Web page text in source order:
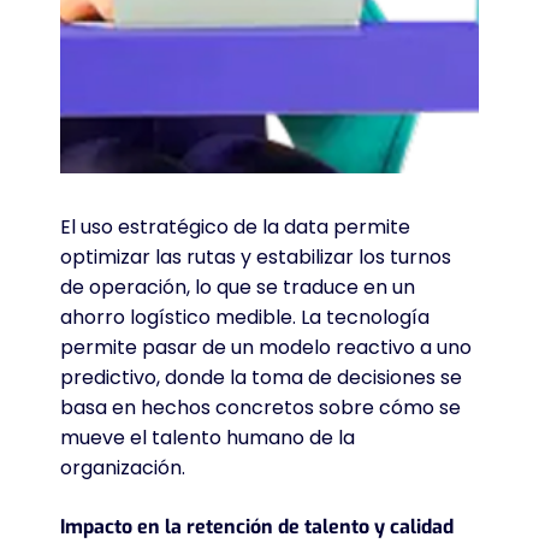
El uso estratégico de la data permite
optimizar las rutas y estabilizar los turnos
de operación, lo que se traduce en un
ahorro logístico medible. La tecnología
permite pasar de un modelo reactivo a uno
predictivo, donde la toma de decisiones se
basa en hechos concretos sobre cómo se
mueve el talento humano de la
organización.
Impacto en la retención de talento y calidad